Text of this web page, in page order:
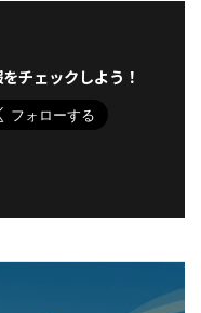
チェックしよう！